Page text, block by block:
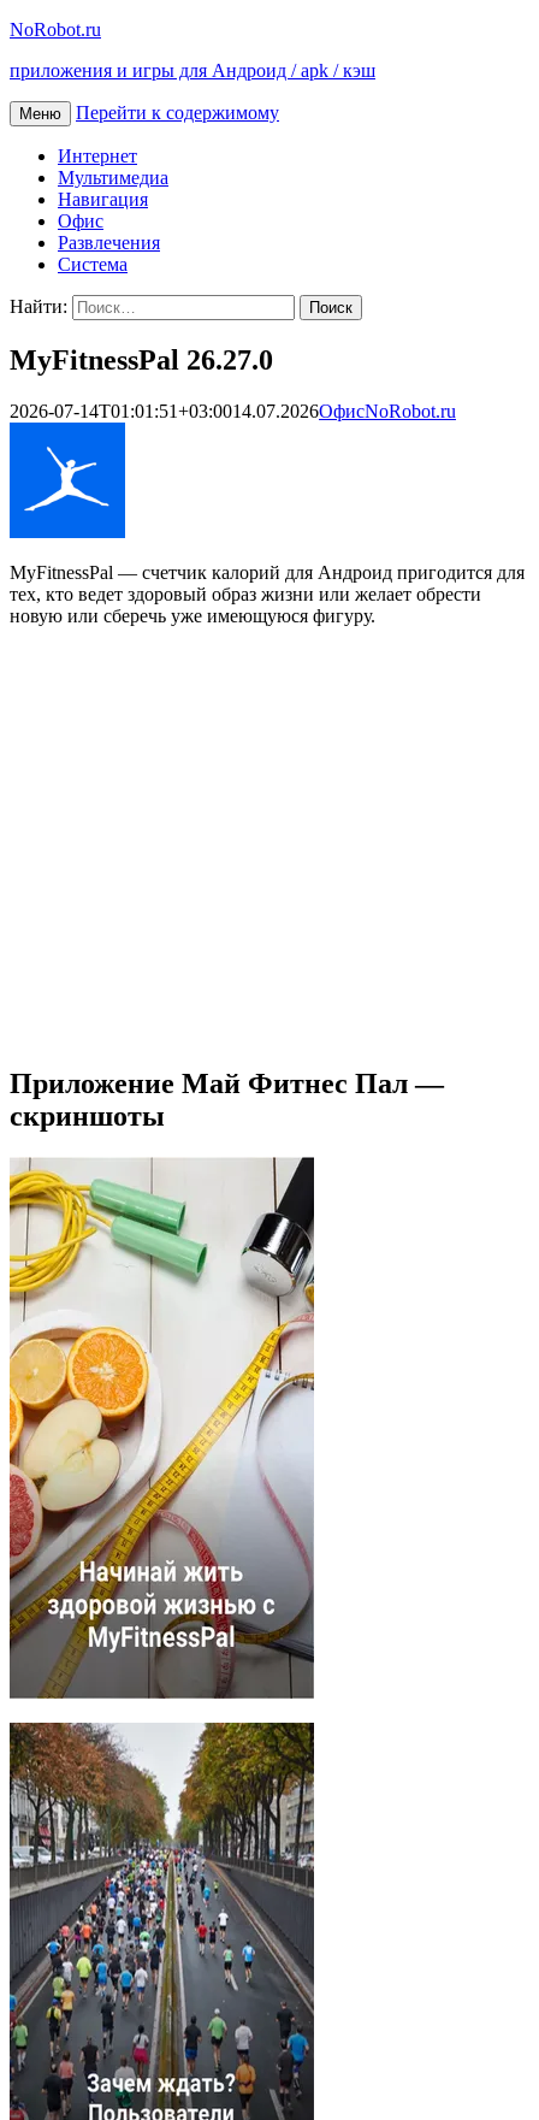
NoRobot.ru
приложения и игры для Андроид / apk / кэш
Меню Перейти к содержимому
Интернет
Мультимедиа
Навигация
Офис
Развлечения
Система
Найти:
MyFitnessPal 26.27.0
2026-07-14T01:01:51+03:0014.07.2026ОфисNoRobot.ru
MyFitnessPal — счетчик калорий для Андроид пригодится для
тех, кто ведет здоровый образ жизни или желает обрести
новую или сберечь уже имеющуюся фигуру.
Приложение Май Фитнес Пал —
скриншоты